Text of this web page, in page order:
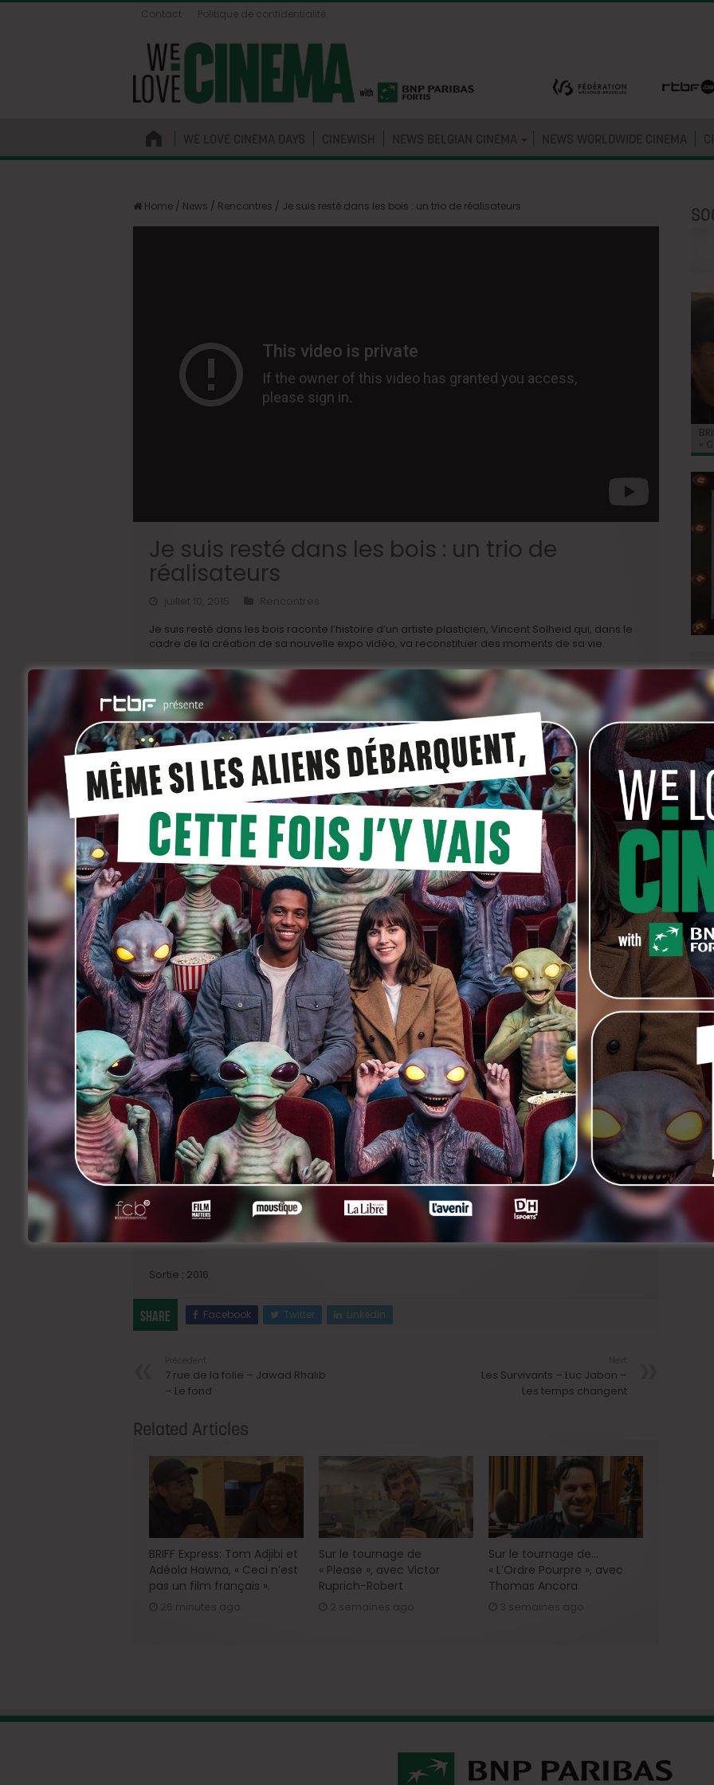
Contact Politique de confidentialité
WE LOVE CINEMA DAYS CINEWISH NEWS BELGIAN CINEMA NEWS WORLDWIDE CINEMA
Home / News / Rencontres / Je suis resté dans les bois : un trio de réalisateurs
Je suis resté dans les bois : un trio de
réalisateurs
juillet 10, 2015
Rencontres
Je suis resté dans les bois raconte l’histoire d’un artiste plasticien, Vincent Solheid qui, dans le
cadre de la création de sa nouvelle expo vidéo, va reconstituer des moments de sa vie.
Il est entouré d’une petite équipe dont Erika, sa compagne et Michaël, un ami réalisateur, aidés
par des amis, des connaissances ou de parfaits inconnus qui endosseront les rôles de ses
parents, son premier amour, le curé de sa paroisse, …
Il se confronte à des situations vécues dans son passé, tantôt honteuses, tantôt cocasses et les
réincarne avec une totale sincérité.
Si celles-ci apparaissent souvent anodines prises individuellement, elles ont en commun de lui
avoir fait mal, à lui ou à ses proches.
Au fur et à mesure que Vincent se replonge naïvement et sans pudeur dans son passé, l’image
que ses collaborateurs ont de lui commence à se ternir.
Pire que ça, c’est la vision qu’il a de lui-même qui se transforme petit à petit, le mettant face à
ce qu’il a été, à ce qu’il est et à ce qu’il veut être.
Réalisation:Vincent Solheid, Erika Sainte, Michael Bier
Avec :Vincent Solheid, Erika Sainte, Michael Bier, David Murgia, etc.
Script et continuité :Nicolas Bier
Images :
Pierre Choqueux
Son :Bruno Shweisgut
Montage :Matyas Veress
Produit parEklektik
Sortie : 2016
Share Facebook Twitter LinkedIn
7 rue de la folie – Jawad Rhalib
– Le fond
Les Survivants – Luc Jabon –
Les temps changent
Related Articles
BRIFF Express: Tom Adjibi et
Adéola Hawna, « Ceci n’est
pas un film français ».
26 minutes ago
Sur le tournage de
« Please », avec Victor
Ruprich-Robert
2 semaines ago
Sur le tournage de…
« L’Ordre Pourpre », avec
Thomas Ancora
3 semaines ago
«
du
«